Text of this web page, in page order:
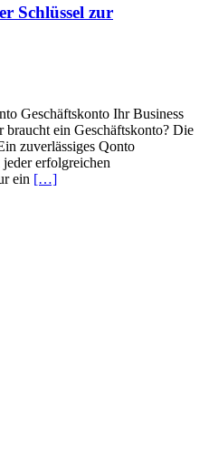
Schlüssel zur
Geschäftskonto Ihr Business
ein Geschäftskonto? Die
zuverlässiges Qonto
erfolgreichen
ein […]